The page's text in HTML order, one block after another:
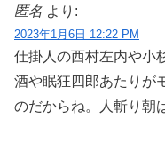
匿名 より:
2023年1月6日 12:22 PM
仕掛人の西村左内や小
酒や眠狂四郎あたりが
のだからね。人斬り朝